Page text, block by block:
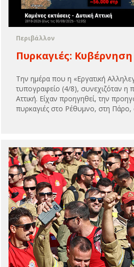
Περιβάλλον
Πυρκαγιές:
Την ημέρα που η «Εργατική
τυπογραφείο (4/8), συνεχιζόταν η
Αττική. Είχαν προηγηθεί, την
πυρκαγιές στο Ρέθυμνο, στη Πάρο,